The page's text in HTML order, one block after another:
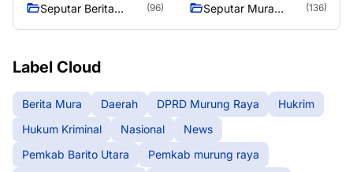
Seputar Berita
(96)
Seputar Mura
(136)
Label Cloud
Berita Mura Daerah DPRD Murung Raya
Hukrim
Hukum Kriminal
Nasional
News
Pemkab Barito Utara
Pemkab murung raya